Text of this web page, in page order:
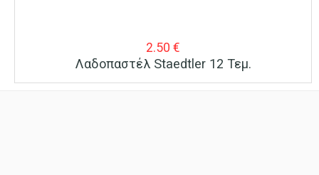
2.50 €
Λαδοπαστέλ Staedtler 12 Τεμ.